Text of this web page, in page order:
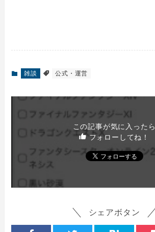
雑談 公式・運営
この記事が気に入ったら
フォローしてね！
シェアボタン